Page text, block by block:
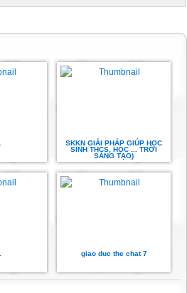
SKKN GIẢI PHÁP GIÚP HỌC
SINH THCS, HỌC ... TRỜI
SÁNG TẠO)
giao duc the chat 7